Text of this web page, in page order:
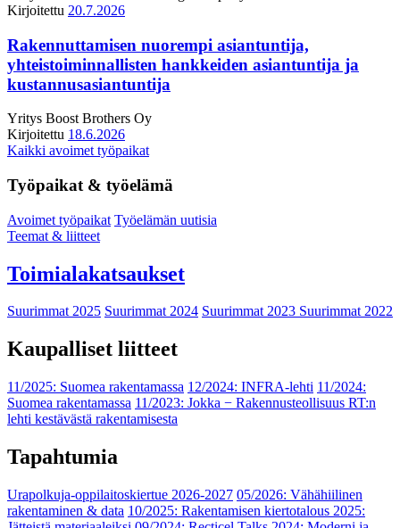
Kirjoitettu 20.7.2026
Rakennuttamisen nuorempi asiantuntija,
yhteistoiminnallisten hankkeiden asiantuntija ja
kustannusasiantuntija
Yritys Boost Brothers Oy
Kirjoitettu 18.6.2026
Kaikki avoimet työpaikat
Työpaikat & työelämä
Avoimet työpaikat Työelämän uutisia
Teemat & liitteet
Toimialakatsaukset
Suurimmat 2025 Suurimmat 2024 Suurimmat 2023 Suurimmat 2022
Kaupalliset liitteet
11/2025: Suomea rakentamassa 12/2024: INFRA-lehti 11/2024:
Suomea rakentamassa 11/2023: Jokka − Rakennusteollisuus RT:n
lehti kestävästä rakentamisesta
Tapahtumia
Urapolkuja-oppilaitoskiertue 2026-2027 05/2026: Vähähiilinen
rakentaminen & data 10/2025: Rakentamisen kiertotalous 2025: